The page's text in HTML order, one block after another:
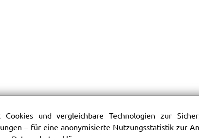
Cookies und vergleichbare Technologien zur
– für eine anonymisierte Nutzungsstatistik zur